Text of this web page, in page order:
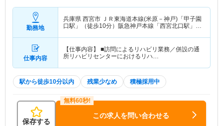
勤務地
兵庫県 西宮市
ＪＲ東海道本線(米原－神戸)「甲子園
口駅」（徒歩10分）阪急神戸本線「西宮北口駅」
仕事内容
【仕事内容】 ■訪問によるリハビリ業務／併設の通
所リハビリセンターにおけるリハ…
駅から徒歩10分以内 残業少なめ 積極採用中
保存する
この求人を問い合わせる